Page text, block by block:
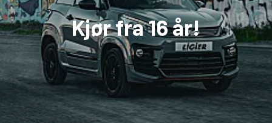
Kjør fra 16 år!